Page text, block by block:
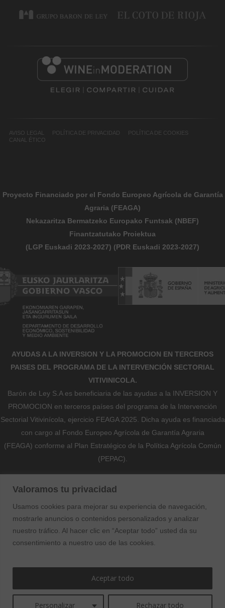
Valoramos tu privacidad
Usamos cookies para mejorar su experiencia de navegación,
mostrarle anuncios o contenidos personalizados y analizar
nuestro tráfico. Al hacer clic en “Aceptar todo” usted da su
consentimiento a nuestro uso de las cookies.
Personalizar Rechazar todo
Aceptar todo
AVISO LEGAL POLÍTICA DE PRIVACIDAD
POLÍTICA DE COOKIES
CANAL ÉTICO
Proyecto Financiado por el Fondo Europeo Agrícola de Garantía
Agraria (FEAGA)
Nekazaritza Bermatzeko Europako Funtsak (NBEF)
Finantzatutako Proiektua
(LGP Euskadi 2023-2027) (PDR Euskadi 2023-2027)
AYUDAS A LA INVERSION Y LA PROMOCION EN TERCEROS
PAISES DEL PROGRAMA DE LA INTERVENCIÓN SECTORIAL
VITIVINICOLA.
Barón de Ley S.A es beneficiaria de las ayudas a la INVERSION Y
PROMOCION en terceros países del programa de la Intervención
Sectorial Vitivinícola, ejercicio FEAGA 2025. Dicha ayuda es financiada
con cargo al Fondo Europeo Agrícola de Garantía Agraria
(FEAGA) conforme al Plan Estratégico de la Política Agrícola Común
(PEPAC).
Nekazaritza Bermatzeko Europako Funtsak (NBEF)
Proyecto Financiado por el Fondo Europeo Agrícola de Garantía
Agraria (FEAGA)